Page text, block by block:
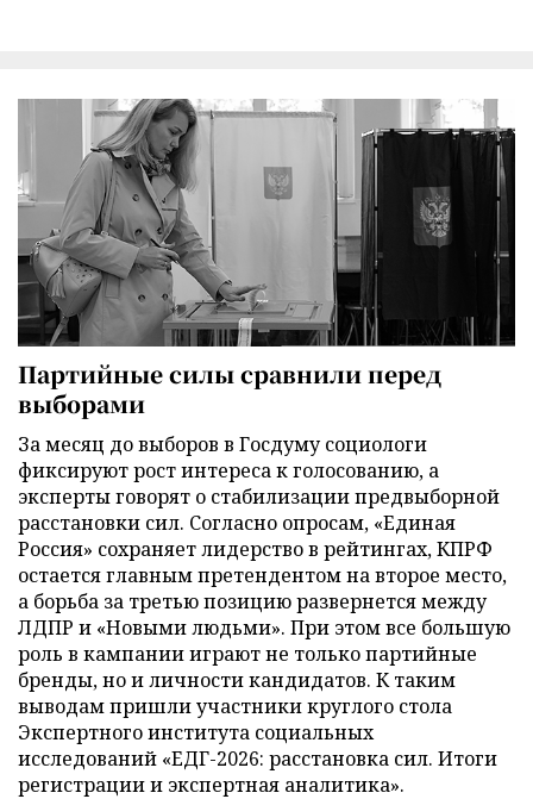
Партийные силы сравнили перед
выборами
За месяц до выборов в Госдуму социологи
фиксируют рост интереса к голосованию, а
эксперты говорят о стабилизации предвыборной
расстановки сил. Согласно опросам, «Единая
Россия» сохраняет лидерство в рейтингах, КПРФ
остается главным претендентом на второе место,
а борьба за третью позицию развернется между
ЛДПР и «Новыми людьми». При этом все большую
роль в кампании играют не только партийные
бренды, но и личности кандидатов. К таким
выводам пришли участники круглого стола
Экспертного института социальных
исследований «ЕДГ-2026: расстановка сил. Итоги
регистрации и экспертная аналитика».